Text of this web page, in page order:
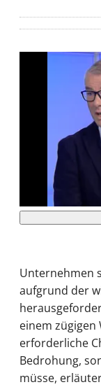
Mit der
Hinweise
Unternehmen
aufgrund der
einem zügigen
erforderliche
Bedrohung,
müsse,